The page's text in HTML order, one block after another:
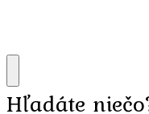
Hľadáte